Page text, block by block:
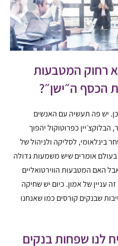
רחוק המטבעות
הכסף ה״ישן״?
יש פה תעשיה עם האנשים
כפרוטוקול יהפוך
בינלאומי, לסליקה ולניהול של
אומרים שיש משמעות גדולה
האם המטבעות הווירטואליים
עניין של אמון. כיום יש שחיקה
שבנקים קורסים כמו שאנחנו
לנו שפחות בנקים